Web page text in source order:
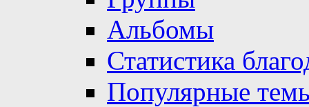
Альбомы
Статистика
Популярные